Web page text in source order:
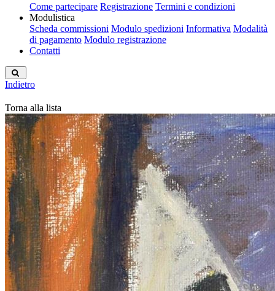
Come partecipare Registrazione Termini e condizioni
Modulistica
Scheda commissioni Modulo spedizioni Informativa Modalità
di pagamento Modulo registrazione
Contatti
Indietro
Torna alla lista